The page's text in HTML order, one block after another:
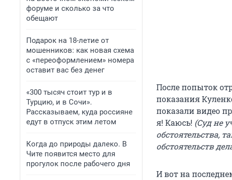
форуме и сколько за что
обещают
Подарок на 18-летие от
мошенников: как новая схема
с «переоформлением» номера
оставит вас без денег
«300 тысяч стоит тур и в
Турцию, и в Сочи».
Рассказываем, куда россияне
едут в отпуск этим летом
Когда до природы далеко. В
Чите появится место для
прогулок после рабочего дня
После попыток
показания
показали видео
я! Каюсь! (Суд не
обстоятельства,
обстоятельств
И вот на